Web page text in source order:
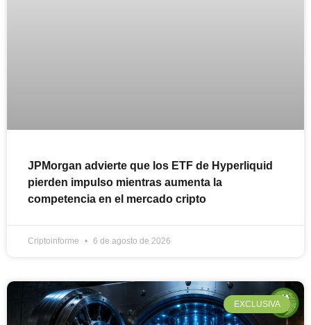
JPMorgan advierte que los ETF de Hyperliquid
pierden impulso mientras aumenta la
competencia en el mercado cripto
Criptoinforme 6 de agosto de 2026
EXCLUSIVA